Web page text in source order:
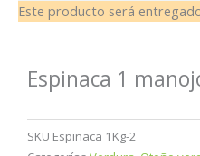
Este producto será
Espinaca 1
SKU Espinaca 1Kg-2